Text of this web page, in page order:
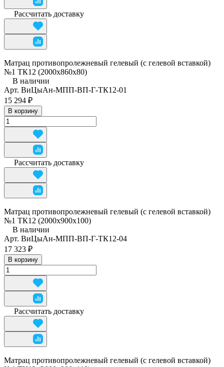
Рассчитать доставку
Матрац противопролежневый гелевый (с гелевой вставкой)
№1 ТК12 (2000х860х80)
В наличии
Арт. ВиЦыАн-МПП-ВП-Г-ТК12-01
15 294 ₽
В корзину
Рассчитать доставку
Матрац противопролежневый гелевый (с гелевой вставкой)
№1 ТК12 (2000х900х100)
В наличии
Арт. ВиЦыАн-МПП-ВП-Г-ТК12-04
17 323 ₽
В корзину
Рассчитать доставку
Матрац противопролежневый гелевый (с гелевой вставкой)